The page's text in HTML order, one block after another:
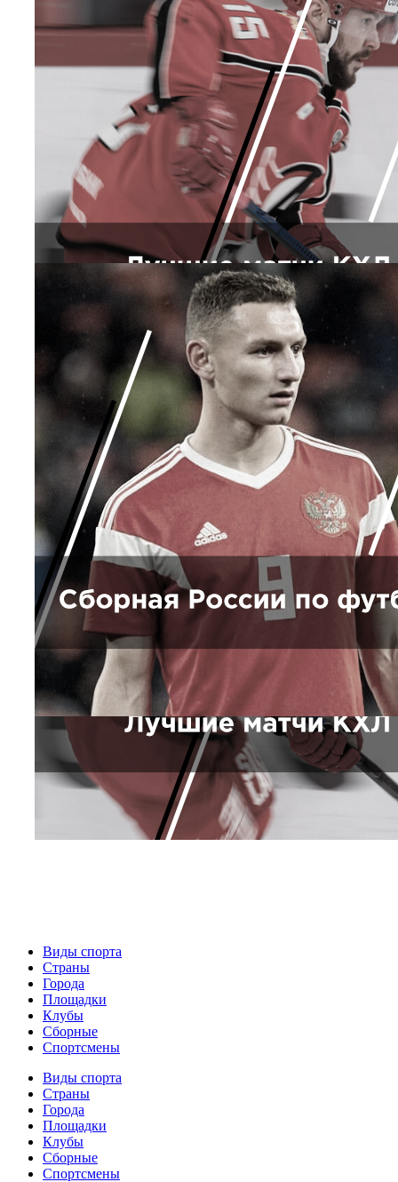
Виды спорта
Страны
Города
Площадки
Клубы
Сборные
Спортсмены
Виды спорта
Страны
Города
Площадки
Клубы
Сборные
Спортсмены